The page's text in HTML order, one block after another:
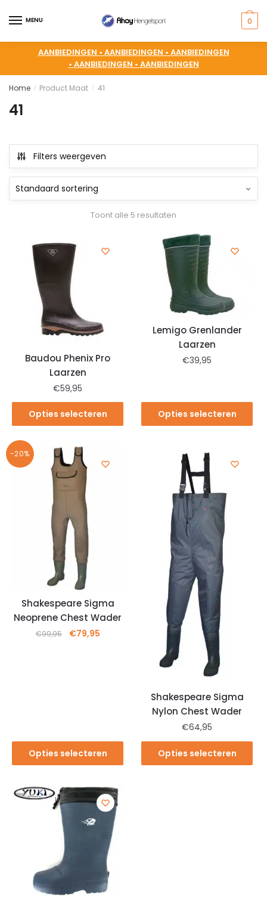
MENU 0
AANBIEDINGEN • AANBIEDINGEN • AANBIEDINGEN
• AANBIEDINGEN • AANBIEDINGEN
Home / Product Maat / 41
41
Filters weergeven
Toont alle 5 resultaten
Baudou Phenix Pro
Laarzen
€59,95
Opties selecteren
Lemigo Grenlander
Laarzen
€39,95
Opties selecteren
-20%
Shakespeare Sigma
Neoprene Chest Wader
€99,95 €79,95
Opties selecteren
Shakespeare Sigma
Nylon Chest Wader
€64,95
Opties selecteren